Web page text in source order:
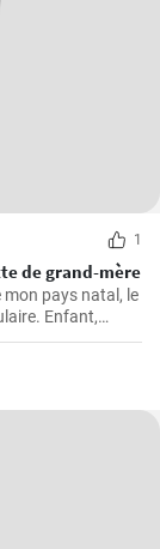
1
de grand-mère
pays natal, le
Enfant,
ce
porc est cuite
Un goût
passés dans la